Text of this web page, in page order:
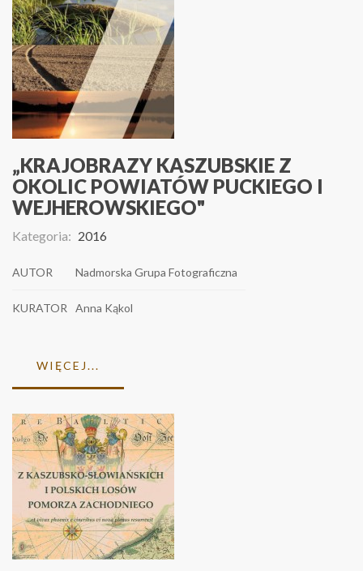
„KRAJOBRAZY KASZUBSKIE Z
OKOLIC POWIATÓW PUCKIEGO I
WEJHEROWSKIEGO"
Kategoria: 2016
AUTOR Nadmorska Grupa Fotograficzna
KURATOR Anna Kąkol
WIĘCEJ...